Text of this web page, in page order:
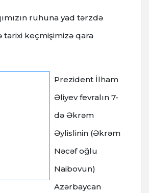
ruhuna yad tərzdə
tarixi keçmişimizə qara
Prezident İlham
Əliyev fevralın 7-
də Əkrəm
Əylislinin (Əkrəm
Nəcəf oğlu
Naibovun)
Azərbaycan